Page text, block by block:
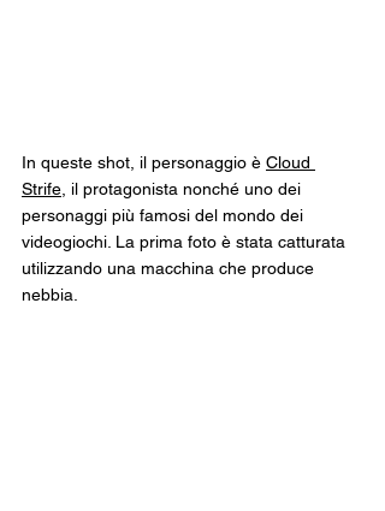
In queste shot, il personaggio è Cloud
Strife , il protagonista nonché uno dei
personaggi più famosi del mondo dei
videogiochi. La prima foto è stata catturata
utilizzando una macchina che produce
nebbia.